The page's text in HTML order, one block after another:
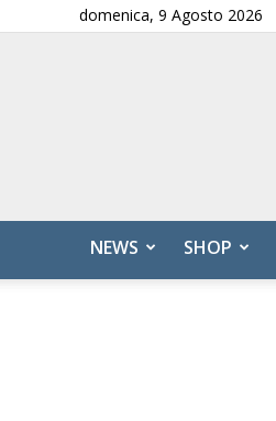
domenica, 9 Agosto 2026
NEWS SHOP